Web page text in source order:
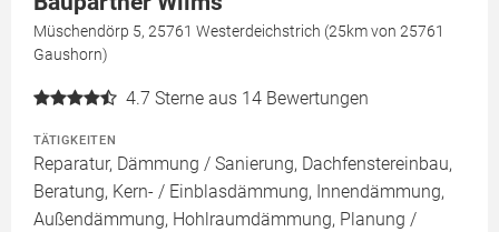
Müschendörp 5, 25761 Westerdeichstrich (25km von 25761
Gaushorn)
4.7 Sterne aus 14 Bewertungen
TÄTIGKEITEN
Reparatur, Dämmung / Sanierung, Dachfenstereinbau,
Beratung, Kern- / Einblasdämmung, Innendämmung,
Außendämmung, Hohlraumdämmung, Planung /